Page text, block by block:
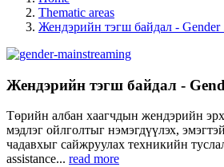
Thematic areas
Жендэрийн тэгш байдал - Gender
Жендэрийн тэгш байдал -
Төрийн албан хаагчдын жендэрийн
мэдлэг ойлголтыг нэмэгдүүлэх,
чадавхыг сайжруулах техникийн
assistance... read more